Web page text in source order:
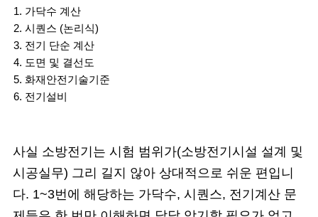
가닥수 계산
시퀀스 (논리식)
전기 단순 계산
도면 및 결선도
화재안전기술기준
전기설비
사실 소방전기는 시험 범위가(소방전기시설 설계 및
시공실무) 그리 길지 않아 상대적으로 쉬운 편입니
다. 1~3번에 해당하는 가닥수, 시퀀스, 전기계산 문